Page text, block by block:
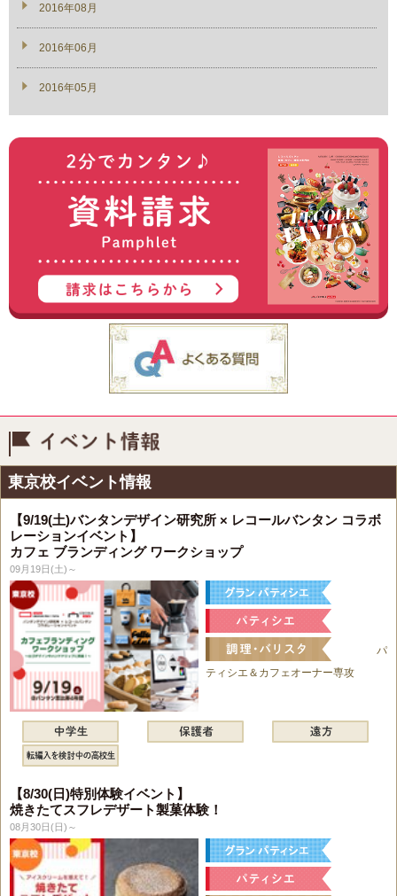
2016年08月
2016年06月
2016年05月
東京校イベント情報
【9/19(土)バンタンデザイン研究所 × レコールバンタン コラボ
レーションイベント】
カフェ ブランディング ワークショップ
09月19日(土)～
パ
ティシエ＆カフェオーナー専攻
【8/30(日)特別体験イベント】
焼きたてスフレデザート製菓体験！
08月30日(日)～